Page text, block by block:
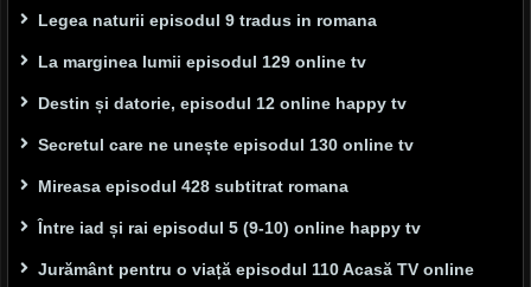
Legea naturii episodul 9 tradus in romana
La marginea lumii episodul 129 online tv
Destin și datorie, episodul 12 online happy tv
Secretul care ne unește episodul 130 online tv
Mireasa episodul 428 subtitrat romana
Între iad și rai episodul 5 (9-10) online happy tv
Jurământ pentru o viață episodul 110 Acasă TV online